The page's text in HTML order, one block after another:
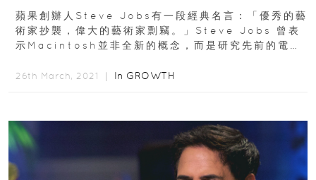
蘋果創辦人Steve Jobs有一段經典名言：「優秀的藝
術家抄襲，偉大的藝術家剽竊。」Steve Jobs 曾表
示Macintosh並非全新的概念，而是研究先前的電腦
26th March, 2021 ｜ In GROWTH